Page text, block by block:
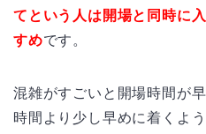
てという人は開場と同時に
すめです。
混雑がすごいと開場時間が
時間より少し早めに着くよ